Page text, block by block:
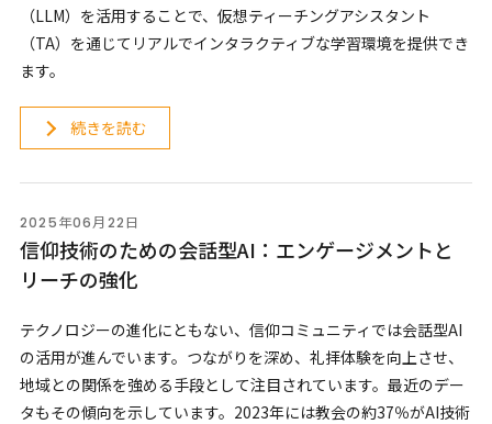
（LLM）を活用することで、仮想ティーチングアシスタント
（TA）を通じてリアルでインタラクティブな学習環境を提供でき
ます。
続きを読む
2025年06月22日
信仰技術のための会話型AI：エンゲージメントと
リーチの強化
テクノロジーの進化にともない、信仰コミュニティでは会話型AI
の活用が進んでいます。つながりを深め、礼拝体験を向上させ、
地域との関係を強める手段として注目されています。最近のデー
タもその傾向を示しています。2023年には教会の約37％がAI技術